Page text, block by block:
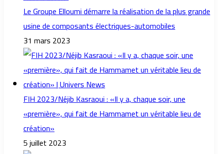
Le Groupe Elloumi démarre la réalisation de la plus grande
usine de composants électriques-automobiles
31 mars 2023
FIH 2023/Néjib Kasraoui : «Il y a, chaque soir, une
«première», qui fait de Hammamet un véritable lieu de
création»
5 juillet 2023